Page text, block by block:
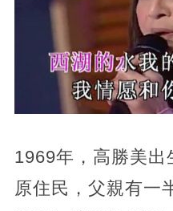
1969年， 高勝美出
原住民，父親有一